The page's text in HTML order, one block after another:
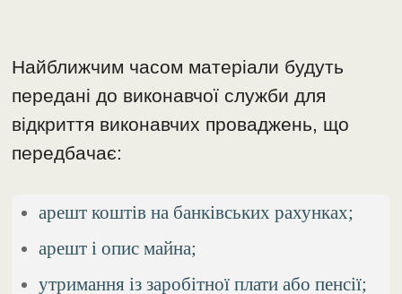
Найближчим часом матеріали будуть
передані до виконавчої служби для
відкриття виконавчих проваджень, що
передбачає:
арешт коштів на банківських рахунках;
арешт і опис майна;
утримання із заробітної плати або пенсії;